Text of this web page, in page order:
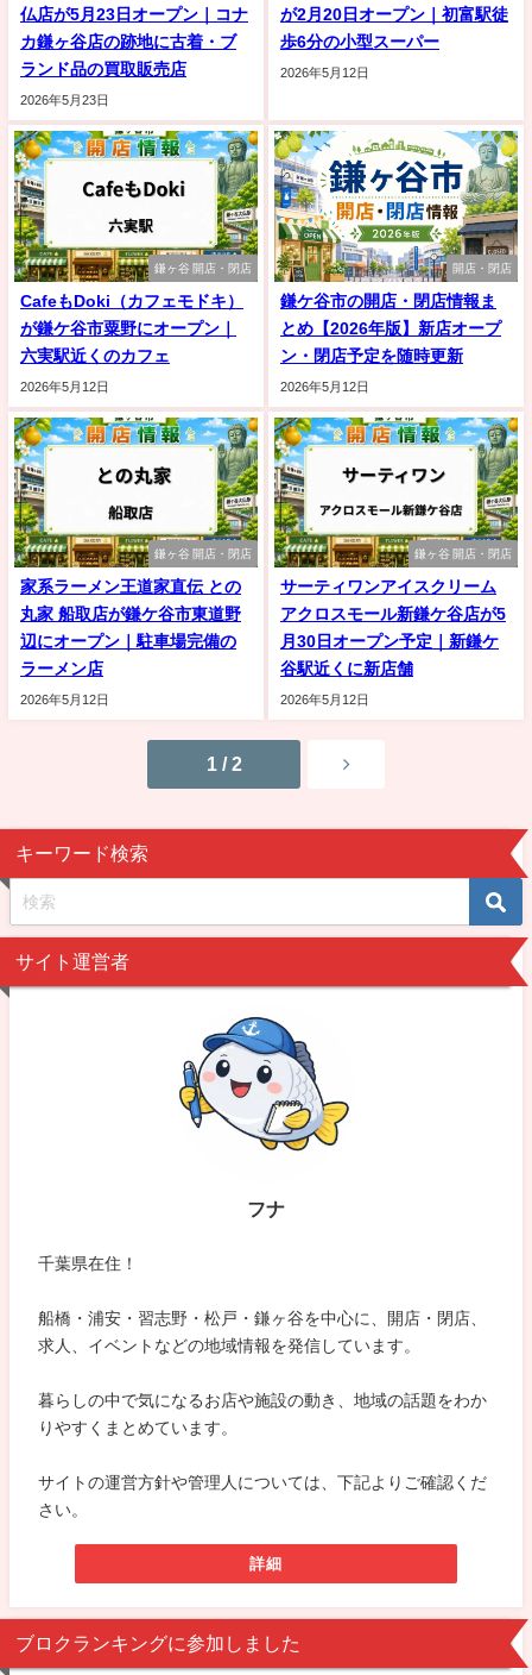
仏店が5月23日オープン｜コナ
カ鎌ヶ谷店の跡地に古着・ブ
ランド品の買取販売店
2026年5月23日
が2月20日オープン｜初富駅徒
歩6分の小型スーパー
2026年5月12日
鎌ヶ谷 開店・閉店
CafeもDoki（カフェモドキ）
が鎌ケ谷市粟野にオープン｜
六実駅近くのカフェ
2026年5月12日
開店・閉店
鎌ケ谷市の開店・閉店情報ま
とめ【2026年版】新店オープ
ン・閉店予定を随時更新
2026年5月12日
鎌ヶ谷 開店・閉店
家系ラーメン王道家直伝 との
丸家 船取店が鎌ケ谷市東道野
辺にオープン｜駐車場完備の
ラーメン店
2026年5月12日
鎌ヶ谷 開店・閉店
サーティワンアイスクリーム
アクロスモール新鎌ケ谷店が5
月30日オープン予定｜新鎌ケ
谷駅近くに新店舗
2026年5月12日
1 / 2
キーワード検索
サイト運営者
フナ
千葉県在住！
船橋・浦安・習志野・松戸・鎌ヶ谷を中心に、開店・閉店、
求人、イベントなどの地域情報を発信しています。
暮らしの中で気になるお店や施設の動き、地域の話題をわか
りやすくまとめています。
サイトの運営方針や管理人については、下記よりご確認くだ
さい。
詳細
ブロクランキングに参加しました